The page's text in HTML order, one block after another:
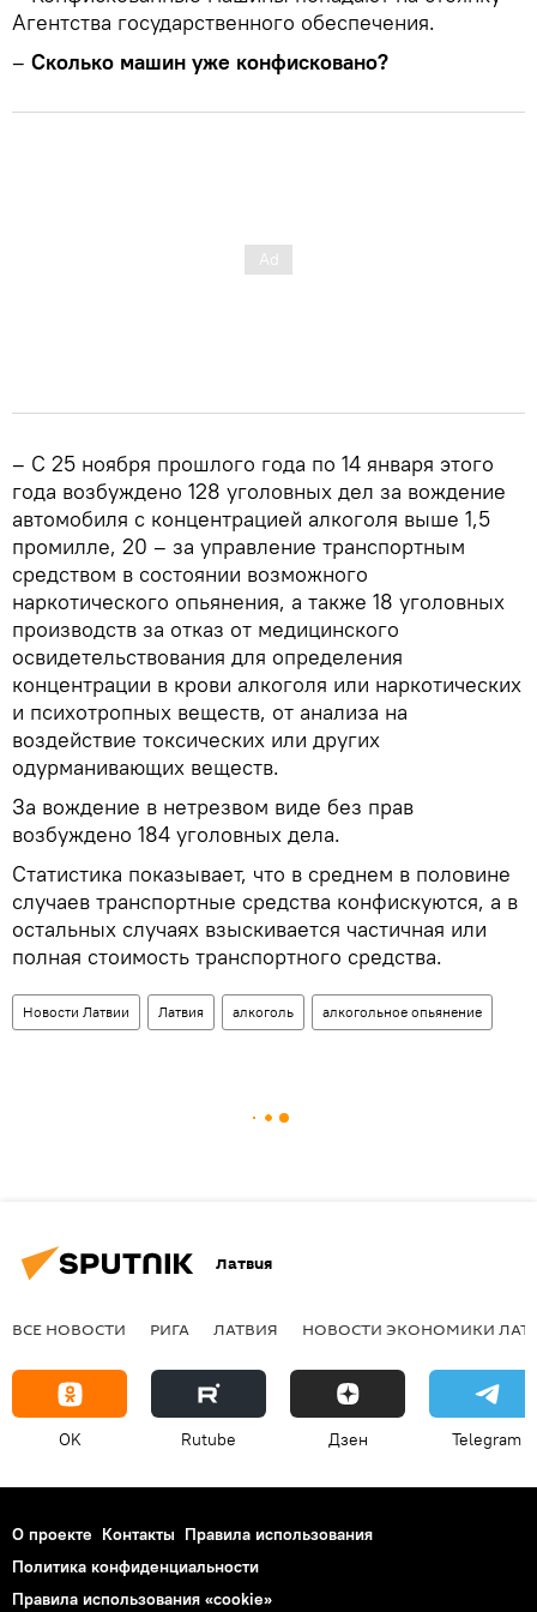
Агентства государственного обеспечения.
– Сколько машин уже конфисковано?
– С 25 ноября прошлого года по 14 января этого
года возбуждено 128 уголовных дел за вождение
автомобиля с концентрацией алкоголя выше 1,5
промилле, 20 – за управление транспортным
средством в состоянии возможного
наркотического опьянения, а также 18 уголовных
производств за отказ от медицинского
освидетельствования для определения
концентрации в крови алкоголя или наркотических
и психотропных веществ, от анализа на
воздействие токсических или других
одурманивающих веществ.
За вождение в нетрезвом виде без прав
возбуждено 184 уголовных дела.
Статистика показывает, что в среднем в половине
случаев транспортные средства конфискуются, а в
остальных случаях взыскивается частичная или
полная стоимость транспортного средства.
Новости Латвии Латвия алкоголь алкогольное опьянение
Латвия
ВСЕ НОВОСТИ РИГА ЛАТВИЯ НОВОСТИ ЭКОНОМИКИ
OK Rutube Дзен Telegram
О проекте Контакты Правила использования
Политика конфиденциальности
Правила использования «cookie»